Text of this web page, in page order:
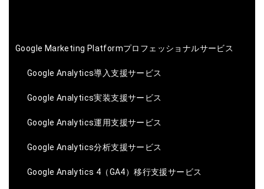
Google Marketing Platformプロフェッショナルサービス
Google Analytics導入支援サービス
Google Analytics実装支援サービス
Google Analytics運用支援サービス
Google Analytics分析支援サービス
Google Analytics 4（GA4）移行支援サービス